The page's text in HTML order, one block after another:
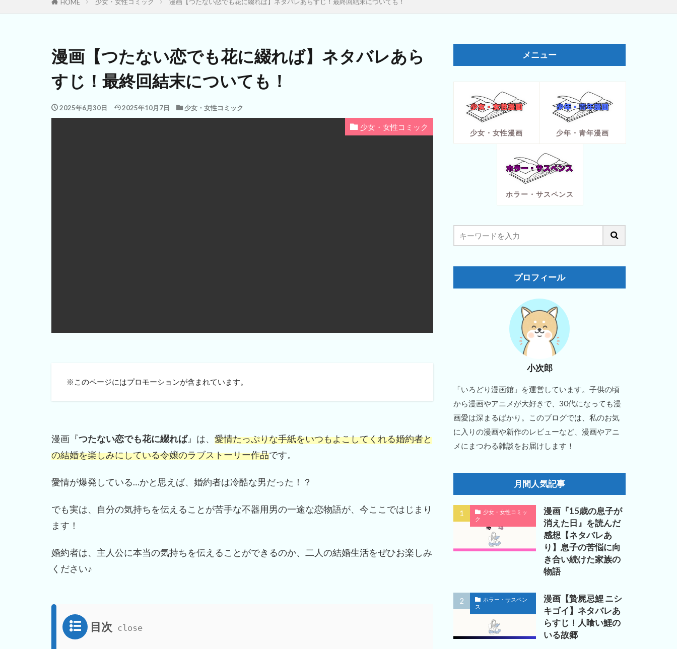
HOME 少女・女性コミック 漫画【つたない恋でも花に綴れば】ネタバレあらすじ！最終回結末についても！
漫画【つたない恋でも花に綴れば】ネタバレあら
すじ！最終回結末についても！
2025年6月30日 2025年10月7日 少女・女性コミック
少女・女性コミック
※このページにはプロモーションが含まれています。
漫画『つたない恋でも花に綴れば』は、 愛情たっぷりな手紙をいつもよこしてくれる婚約者と
の結婚を楽しみにしている令嬢のラブストーリー作品です。
愛情が爆発している…かと思えば、婚約者は冷酷な男だった！？
でも実は、自分の気持ちを伝えることが苦手な不器用男の一途な恋物語が、今ここではじまり
ます！
婚約者は、主人公に本当の気持ちを伝えることができるのか、二人の結婚生活をぜひお楽しみ
ください♪
目次
メニュー
少女・女性漫画 少年・青年漫画
ホラー・サスペンス
プロフィール
小次郎
「いろどり漫画館」を運営しています。子供の頃
から漫画やアニメが大好きで、30代になっても漫
画愛は深まるばかり。このブログでは、私のお気
に入りの漫画や新作のレビューなど、漫画やアニ
メにまつわる雑談をお届けします！
月間人気記事
少女・女性コミッ
ク
漫画『15歳の息子が
消えた日』を読んだ
感想【ネタバレあ
り】息子の苦悩に向
き合い続けた家族の
物語
ホラー・サスペン
ス
漫画【贄屍忌鯉 ニシ
キゴイ】ネタバレあ
らすじ！人喰い鯉の
いる故郷